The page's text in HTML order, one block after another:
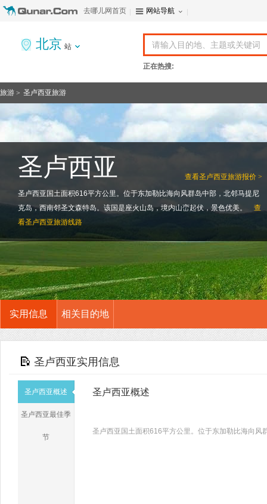
去哪儿网首页 网站导航
北京 站
正在热搜:
旅游 > 圣卢西亚旅游
查看圣卢西亚旅游报价 >
圣卢西亚
圣卢西亚国土面积616平方公里。位于东加勒比海向风群岛中部，北邻马提尼
克岛，西南邻圣文森特岛。该国是座火山岛，境内山峦起伏，景色优美。
查
看圣卢西亚旅游线路
实用信息 相关目的地
圣卢西亚实用信息
圣卢西亚概述
圣卢西亚最佳季
节
圣卢西亚概述
圣卢西亚国土面积616平方公里。位于东加勒比海向